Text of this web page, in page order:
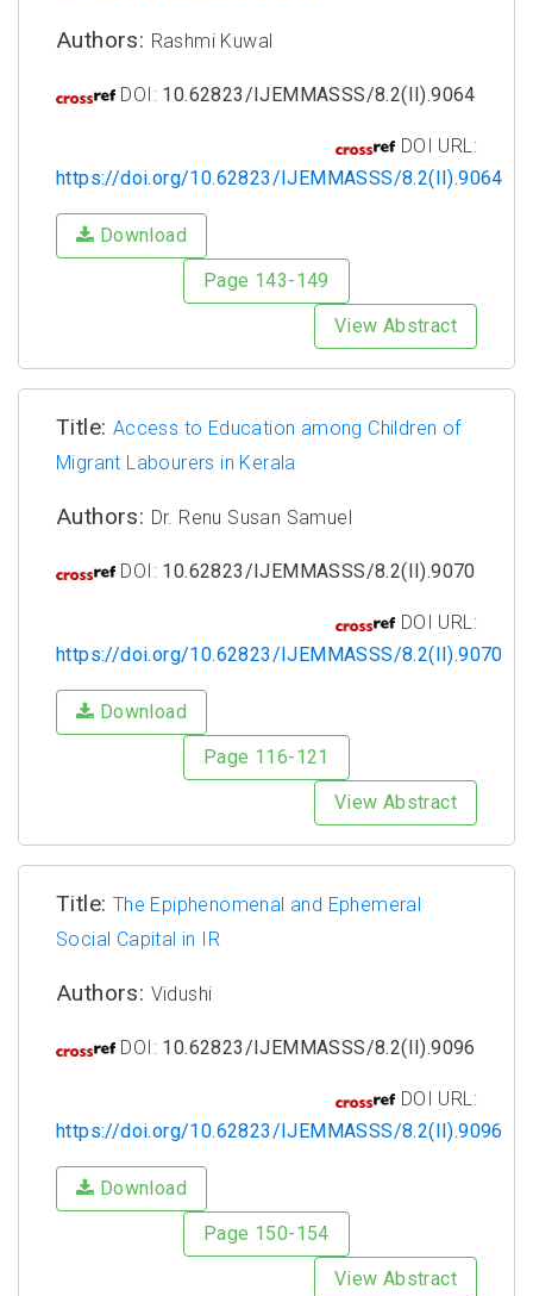
Authors: Rashmi Kuwal
DOI: 10.62823/IJEMMASSS/8.2(II).9064
DOI URL:
https://doi.org/10.62823/IJEMMASSS/8.2(II).9064
Download
Page 143-149
View Abstract
Title: Access to Education among Children of
Migrant Labourers in Kerala
Authors: Dr. Renu Susan Samuel
DOI: 10.62823/IJEMMASSS/8.2(II).9070
DOI URL:
https://doi.org/10.62823/IJEMMASSS/8.2(II).9070
Download
Page 116-121
View Abstract
Title: The Epiphenomenal and Ephemeral
Social Capital in IR
Authors: Vidushi
DOI: 10.62823/IJEMMASSS/8.2(II).9096
DOI URL:
https://doi.org/10.62823/IJEMMASSS/8.2(II).9096
Download
Page 150-154
View Abstract